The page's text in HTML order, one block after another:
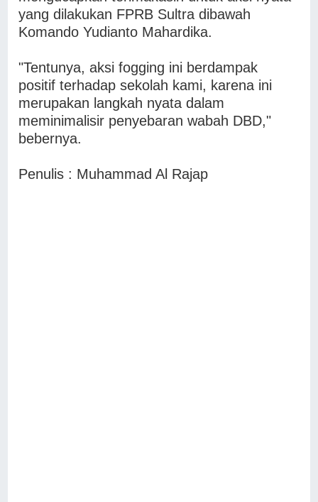
yang dilakukan FPRB Sultra dibawah
Komando Yudianto Mahardika.
"Tentunya, aksi fogging ini berdampak
positif terhadap sekolah kami, karena ini
merupakan langkah nyata dalam
meminimalisir penyebaran wabah DBD,"
bebernya.
Penulis : Muhammad Al Rajap